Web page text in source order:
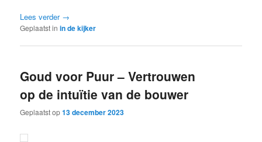
Lees verder →
Geplaatst in in de kijker
Goud voor Puur – Vertrouwen
op de intuïtie van de bouwer
Geplaatst op13 december 2023